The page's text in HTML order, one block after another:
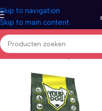
Skip to navigation
Skip to main content
Home/Honden/Droogvoer